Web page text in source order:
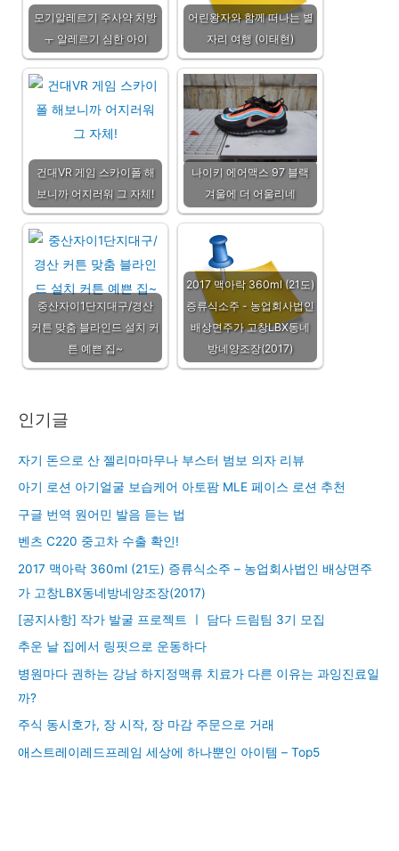
모기알레르기 주사약 처방
ㅜ 알레르기 심한 아이
어린왕자와 함께 떠나는 별
자리 여행 (이태현)
건대VR 게임 스카이폴 해
보니까 어지러워 그 자체!
나이키 에어맥스 97 블랙
겨울에 더 어울리네
중산자이1단지대구/경산
커튼 맞춤 블라인드 설치 커
튼 예쁜 집~
2017 맥아락 360ml (21도)
증류식소주 - 농업회사법인
배상면주가 고창LBX동네
방네양조장(2017)
인기글
자기 돈으로 산 젤리마마무나 부스터 범보 의자 리뷰
아기 로션 아기얼굴 보습케어 아토팜 MLE 페이스 로션 추천
구글 번역 원어민 발음 듣는 법
벤츠 C220 중고차 수출 확인!
2017 맥아락 360ml (21도) 증류식소주 – 농업회사법인 배상면주
가 고창LBX동네방네양조장(2017)
[공지사항] 작가 발굴 프로젝트 ㅣ 담다 드림팀 3기 모집
추운 날 집에서 링핏으로 운동하다
병원마다 권하는 강남 하지정맥류 치료가 다른 이유는 과잉진료일
까?
주식 동시호가, 장 시작, 장 마감 주문으로 거래
애스트레이레드프레임 세상에 하나뿐인 아이템 – Top5